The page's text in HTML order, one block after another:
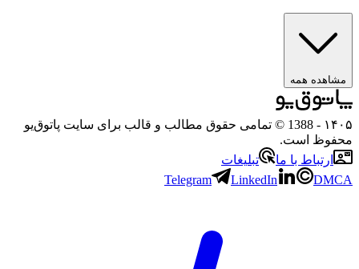
مشاهده همه
۱۴۰۵
- 1388 © تمامی حقوق مطالب و قالب برای سایت پاتوق‌یو
محفوظ است.
ارتباط با ما
تبلیغات
Telegram
LinkedIn DMCA